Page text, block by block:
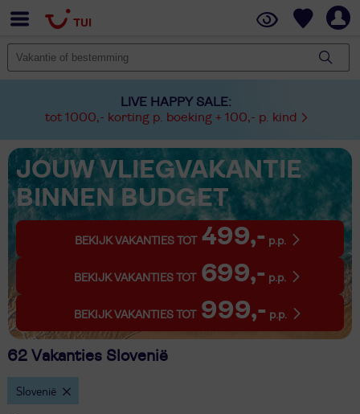
LIVE HAPPY SALE:
tot 1000,- korting p. boeking + 100,- p. kind
JOUW VLIEGVAKANTIE
BINNEN BUDGET
BEKIJK VAKANTIES TOT 499,- p.p.
BEKIJK VAKANTIES TOT 699,- p.p.
BEKIJK VAKANTIES TOT 999,- p.p.
62 Vakanties Slovenië
Slovenië